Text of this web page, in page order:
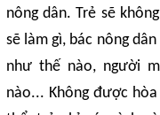
nông dân. Trẻ sẽ
sẽ làm gì, bác nông
như thế nào, người
nào... Không được